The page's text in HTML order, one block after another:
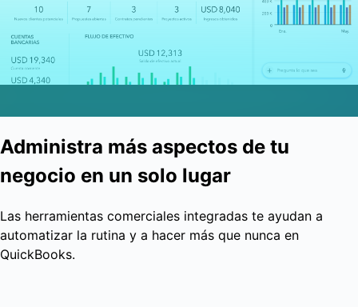
Administra más aspectos de tu
negocio en un solo lugar
Las herramientas comerciales integradas te ayudan a
automatizar la rutina y a hacer más que nunca en
QuickBooks.